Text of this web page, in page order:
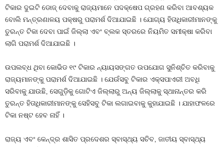
ଟିକାର ଦୁଇଟି ଡୋଜ୍ ଦେବାକୁ ରାଜ୍ୟମାନେ ପଦକ୍ଷେପ ଗ୍ରହଣ କରିବା ଆବଶ୍ୟକ
ବୋଲି ମନ୍ତ୍ରଣାଳୟ ପକ୍ଷରୁ ପରାମର୍ଶ ଦିଆଯାଇଛି । ଯୋଗ୍ୟ ହିତାଧିକାରୀମାନଙ୍କୁ
ତୁରନ୍ତ ଟିକା ଦେବା ପାଇଁ ଜିଲ୍ଲା ଏବଂ ବ୍ଲକ ସ୍ତରରେ ନିୟମିତ ସମୀକ୍ଷା କରିବା
ଲାଗି ପରାମର୍ଶ ଦିଆଯାଇଛି ।
ଉପଲବ୍ଧ ଥିବା କୋଭିଡ ୧୯ ଟିକାର ନ୍ୟାୟସଙ୍ଗତ ଉପଯୋଗ ସୁନିଶ୍ଚିତ କରିବାକୁ
ରାଜ୍ୟମାନଙ୍କୁ ପରାମର୍ଶ ଦିଆଯାଇଛି । ଯେଉଁସବୁ ଟିକାର ଏକ୍ସପାଏରୀ ଅବଧି
ସରିବାକୁ ଯାଉଛି, ସେଗୁଡ଼ିକୁ ଗୋଟିଏ ଜିଲ୍ଲାରୁ ଅନ୍ୟ ଜିଲ୍ଲାକୁ ସ୍ଥାନାନ୍ତର କରି
ତୁରନ୍ତ ହିତାଧିକାରୀମାନଙ୍କୁ ସେହିସବୁ ଟିକା ଲଗାଇବାକୁ କୁହାଯାଇଛି । ଯାହାଫଳରେ
ଟିକା ନଷ୍ଟ ହେବ ନାହିଁ ।
ରାଜ୍ୟ ଏବଂ କେନ୍ଦ୍ର ଶାସିତ ପ୍ରଦେଶର ସ୍ବାସ୍ଥ୍ୟ ସଚିବ, ଜାତୀୟ ସ୍ବାସ୍ଥ୍ୟ